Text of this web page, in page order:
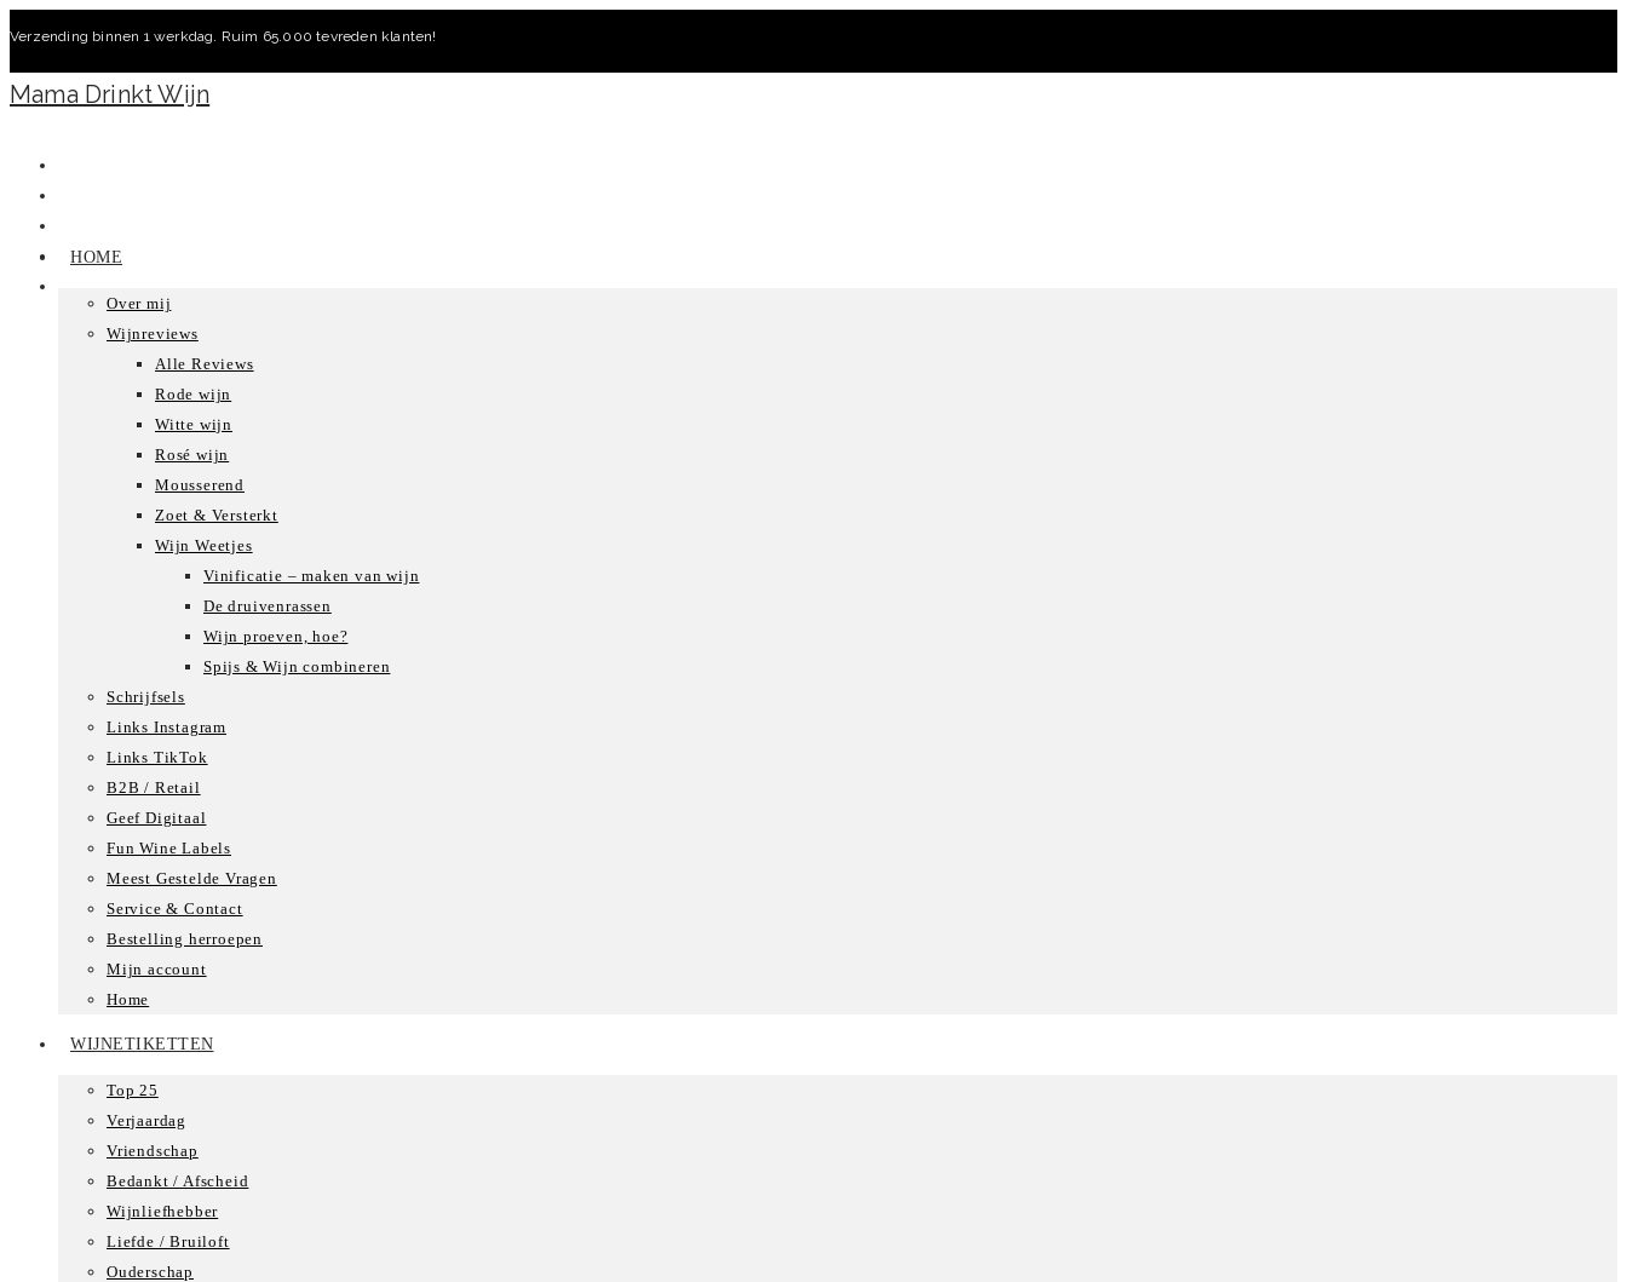
inhoud
Verzending binnen 1 werkdag. Ruim 65.000 tevreden klanten!
Mama Drinkt Wijn
HOME
Over mij
Wijnreviews
Alle Reviews
Rode wijn
Witte wijn
Rosé wijn
Mousserend
Zoet & Versterkt
Wijn Weetjes
Vinificatie – maken van wijn
De druivenrassen
Wijn proeven, hoe?
Spijs & Wijn combineren
Schrijfsels
Links Instagram
Links TikTok
B2B / Retail
Geef Digitaal
Fun Wine Labels
Meest Gestelde Vragen
Service & Contact
Bestelling herroepen
Mijn account
Home
WIJNETIKETTEN
Top 25
Verjaardag
Vriendschap
Bedankt / Afscheid
Wijnliefhebber
Liefde / Bruiloft
Ouderschap